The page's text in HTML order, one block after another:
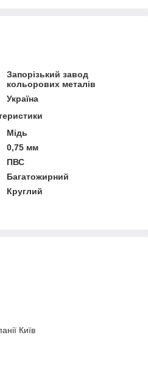
Запорізький завод
кольорових металів
Україна
Мідь
0,75 мм
ПВС
Багатожирний
Круглий
Київ